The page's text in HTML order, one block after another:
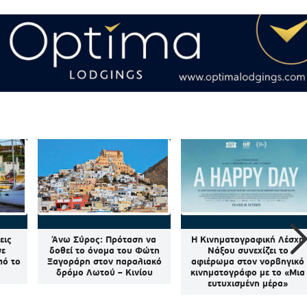
το
Άνω Σύρος: Πρόταση να
δοθεί το όνομα του Φώτη
Ξαγοράρη στον παραλιακό
δρόμο Λωτού – Κινίου
Η Κινηματογραφική Λέσχη
Νάξου συνεχίζει το
αφιέρωμα στον νορβηγικό
κινηματογράφο με το «Μια
ευτυχισμένη μέρα»